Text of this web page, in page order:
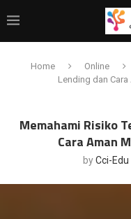
Home Online
Lending dan
Memahami Risiko
Cara Aman
byCci-Edu